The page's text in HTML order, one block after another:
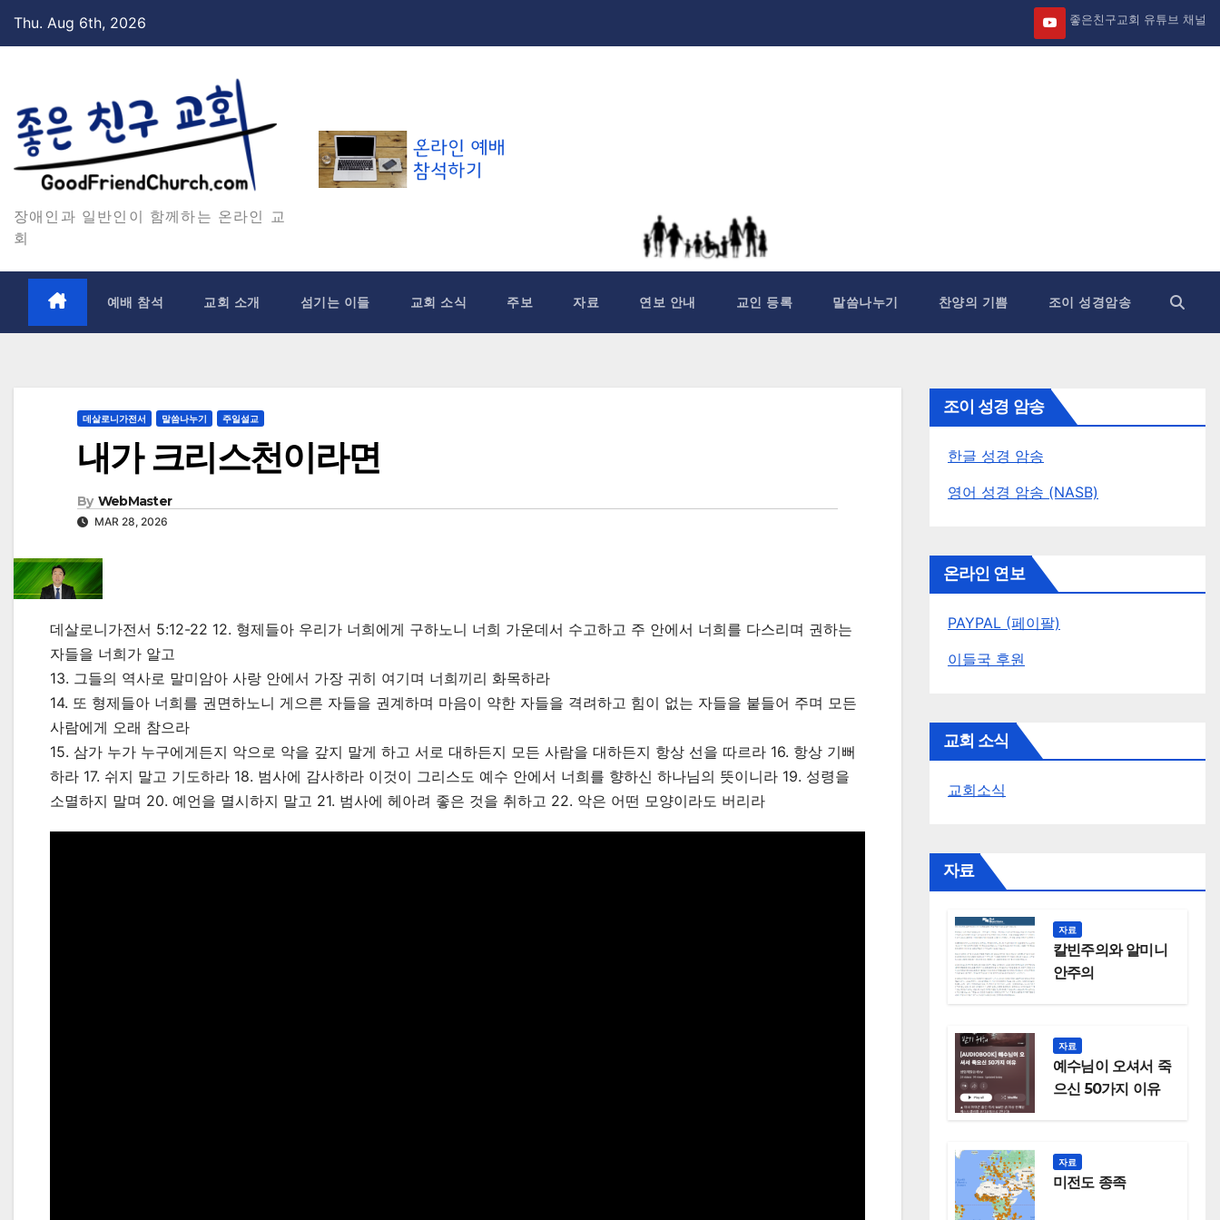
Thu. Aug 6th, 2026 좋은친구교회 유튜브 채널
장애인과 일반인이 함께하는 온라인 교
회
예배 참석 교회 소개 섬기는 이들 교회 소식 주보 자료 연보 안내 교인 등록 말씀나누기 찬양의 기쁨 조이 성경암송
데살로니가전서 말씀나누기 주일설교
내가 크리스천이라면
By WebMaster
MAR 28, 2026
데살로니가전서 5:12-22 12. 형제들아 우리가 너희에게 구하노니 너희 가운데서 수고하고 주 안에서 너희를 다스리며 권하는
자들을 너희가 알고
13. 그들의 역사로 말미암아 사랑 안에서 가장 귀히 여기며 너희끼리 화목하라
14. 또 형제들아 너희를 권면하노니 게으른 자들을 권계하며 마음이 약한 자들을 격려하고 힘이 없는 자들을 붙들어 주며 모든
사람에게 오래 참으라
15. 삼가 누가 누구에게든지 악으로 악을 갚지 말게 하고 서로 대하든지 모든 사람을 대하든지 항상 선을 따르라 16. 항상 기뻐
하라 17. 쉬지 말고 기도하라 18. 범사에 감사하라 이것이 그리스도 예수 안에서 너희를 향하신 하나님의 뜻이니라 19. 성령을
소멸하지 말며 20. 예언을 멸시하지 말고 21. 범사에 헤아려 좋은 것을 취하고 22. 악은 어떤 모양이라도 버리라
조이 성경 암송
한글 성경 암송
영어 성경 암송 (NASB)
온라인 연보
PAYPAL (페이팔)
이들국 후원
교회 소식
교회소식
자료
자료
칼빈주의와 알미니
안주의
자료
예수님이 오셔서 죽
으신 50가지 이유
자료
미전도 종족